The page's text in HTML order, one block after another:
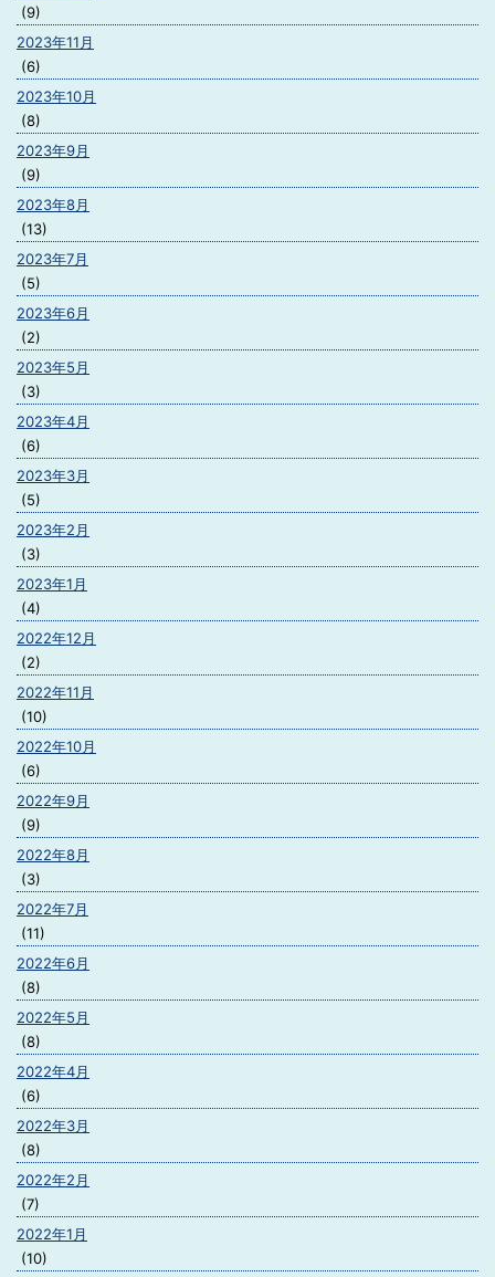
(9)
2023年11月
(6)
2023年10月
(8)
2023年9月
(9)
2023年8月
(13)
2023年7月
(5)
2023年6月
(2)
2023年5月
(3)
2023年4月
(6)
2023年3月
(5)
2023年2月
(3)
2023年1月
(4)
2022年12月
(2)
2022年11月
(10)
2022年10月
(6)
2022年9月
(9)
2022年8月
(3)
2022年7月
(11)
2022年6月
(8)
2022年5月
(8)
2022年4月
(6)
2022年3月
(8)
2022年2月
(7)
2022年1月
(10)